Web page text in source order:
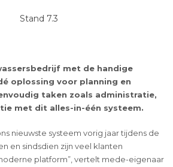
Stand 7.3
met de handige
oplossing voor planning en
taken zoals administratie,
met dit alles-in-één systeem.
nieuwste systeem vorig jaar tijdens de
en sindsdien zijn veel klanten
platform”, vertelt mede-eigenaar